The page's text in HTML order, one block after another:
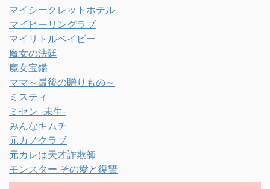
マイシークレットホテル
マイヒーリングラブ
マイリトルベイビー
魔女の法廷
魔女宝鑑
ママ～最後の贈りもの～
ミスティ
ミセン -未生-
みんなキムチ
元カノクラブ
元カレは天才詐欺師
モンスター その愛と復讐